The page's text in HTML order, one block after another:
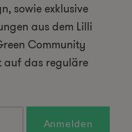
sowie exklusive
aus dem Lilli
Community
auf das reguläre